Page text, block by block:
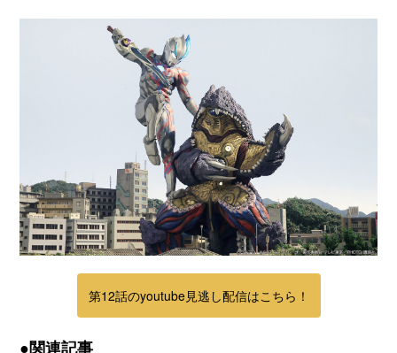
第12話のyoutube見逃し配信はこちら！
●関連記事